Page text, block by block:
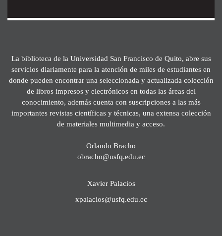
La biblioteca de la Universidad San Francisco de Quito, abre sus
servicios diariamente para la atención de miles de estudiantes en
donde pueden encontrar una seleccionada y actualizada colección
de libros impresos y electrónicos en todas las áreas del
conocimiento, además cuenta con suscripciones a las más
importantes revistas científicas y técnicas, una extensa colección
de materiales multimedia y acceso.
Orlando Bracho
obracho@usfq.edu.ec
Xavier Palacios
xpalacios@usfq.edu.ec